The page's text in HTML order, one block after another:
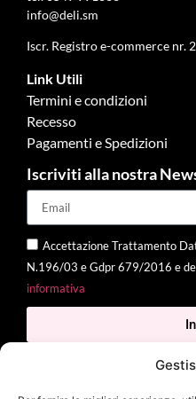
info@deli.sm
Iscr. Registro e-commerce nr.
Link Utili
Termini e condizioni
Recesso
Pagamenti e Spedizioni
Iscriviti alla nostra
Accettazione Trattamento
N.196/03 e Gdpr 679/2016 e
informativa